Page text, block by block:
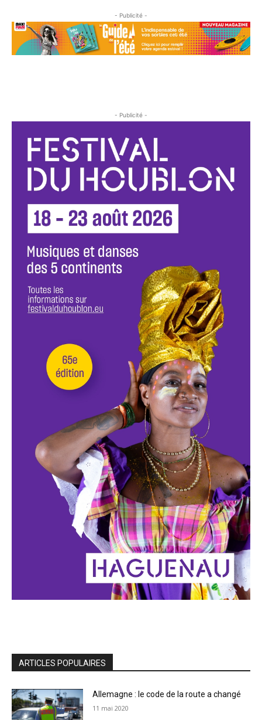
- Publicité -
- Publicité -
ARTICLES POPULAIRES
Allemagne : le code de la route a changé
11 mai 2020